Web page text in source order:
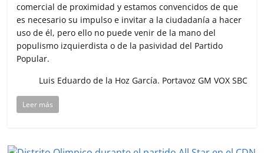
comercial de proximidad y estamos convencidos de que
es necesario su impulso e invitar a la ciudadanía a hacer
uso de él, pero ello no puede venir de la mano del
populismo izquierdista o de la pasividad del Partido
Popular.
Luis Eduardo de la Hoz García. Portavoz GM VOX SBC
Leer más